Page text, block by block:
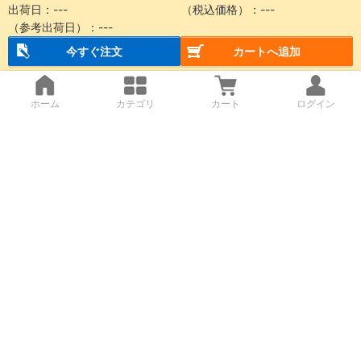
出荷日： --- （税込価格）： ---
（参考出荷日）： ---
今すぐ注文
カートへ追加
ホーム カテゴリ カート ログイン